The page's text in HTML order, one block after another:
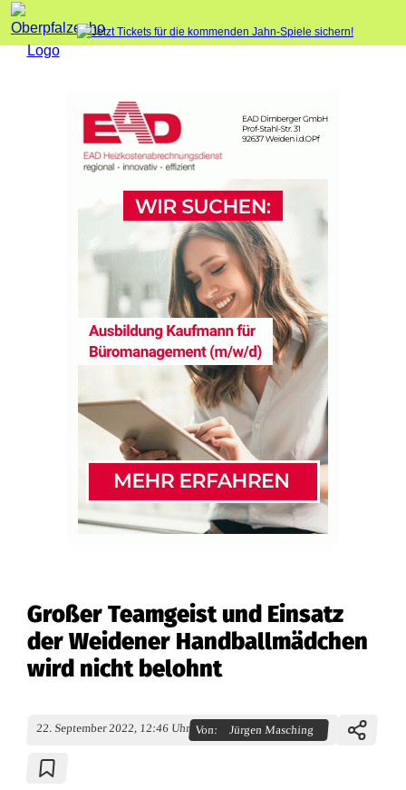
Großer Teamgeist und Einsatz
der Weidener Handballmädchen
wird nicht belohnt
22. September 2022, 12:46 Uhr Von: Jürgen Masching